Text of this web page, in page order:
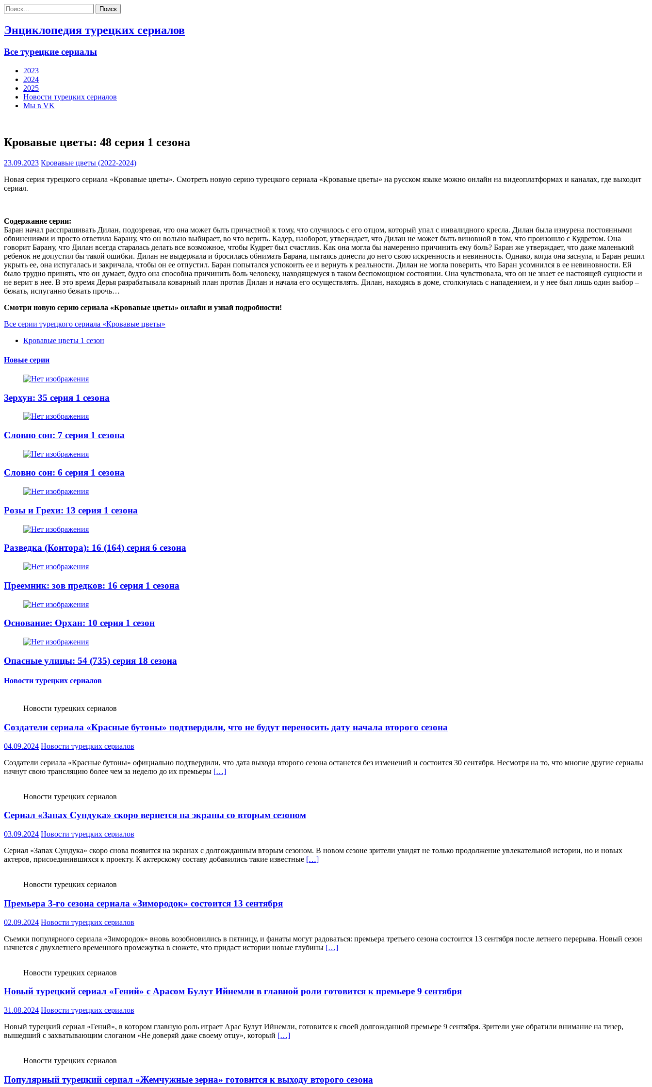
Найти:
Энциклопедия турецких сериалов
Все турецкие сериалы
2023
2024
2025
Новости турецких сериалов
Мы в VK
Кровавые цветы: 48 серия 1 сезона
23.09.2023 Кровавые цветы (2022-2024)
Новая серия турецкого сериала «Кровавые цветы». Смотреть новую серию турецкого сериала «Кровавые цветы» на русском языке можно онлайн на видеоплатформах и каналах, где выходит
сериал.
Содержание серии:
Баран начал расспрашивать Дилан, подозревая, что она может быть причастной к тому, что случилось с его отцом, который упал с инвалидного кресла. Дилан была изнурена постоянными
обвинениями и просто ответила Барану, что он вольно выбирает, во что верить. Кадер, наоборот, утверждает, что Дилан не может быть виновной в том, что произошло с Кудретом. Она
говорит Барану, что Дилан всегда старалась делать все возможное, чтобы Кудрет был счастлив. Как она могла бы намеренно причинить ему боль? Баран же утверждает, что даже маленький
ребенок не допустил бы такой ошибки. Дилан не выдержала и бросилась обнимать Барана, пытаясь донести до него свою искренность и невинность. Однако, когда она заснула, и Баран решил
укрыть ее, она испугалась и закричала, чтобы он ее отпустил. Баран попытался успокоить ее и вернуть к реальности. Дилан не могла поверить, что Баран усомнился в ее невиновности. Ей
было трудно принять, что он думает, будто она способна причинить боль человеку, находящемуся в таком беспомощном состоянии. Она чувствовала, что он не знает ее настоящей сущности и
не верит в нее. В это время Дерья разрабатывала коварный план против Дилан и начала его осуществлять. Дилан, находясь в доме, столкнулась с нападением, и у нее был лишь один выбор –
бежать, испуганно бежать прочь…
Смотри новую серию сериала «Кровавые цветы» онлайн и узнай подробности!
Все серии турецкого сериала «Кровавые цветы»
Кровавые цветы 1 сезон
Новые серии
Зерхун: 35 серия 1 сезона
Словно сон: 7 серия 1 сезона
Словно сон: 6 серия 1 сезона
Розы и Грехи: 13 серия 1 сезона
Разведка (Контора): 16 (164) серия 6 сезона
Преемник: зов предков: 16 серия 1 сезона
Основание: Орхан: 10 серия 1 сезон
Опасные улицы: 54 (735) серия 18 сезона
Новости турецких сериалов
Новости турецких сериалов
Создатели сериала «Красные бутоны» подтвердили, что не будут переносить дату начала второго сезона
04.09.2024 Новости турецких сериалов
Создатели сериала «Красные бутоны» официально подтвердили, что дата выхода второго сезона останется без изменений и состоится 30 сентября. Несмотря на то, что многие другие сериалы
начнут свою трансляцию более чем за неделю до их премьеры […]
Новости турецких сериалов
Сериал «Запах Сундука» скоро вернется на экраны со вторым сезоном
03.09.2024 Новости турецких сериалов
Сериал «Запах Сундука» скоро снова появится на экранах с долгожданным вторым сезоном. В новом сезоне зрители увидят не только продолжение увлекательной истории, но и новых
актеров, присоединившихся к проекту. К актерскому составу добавились такие известные […]
Новости турецких сериалов
Премьера 3-го сезона сериала «Зимородок» состоится 13 сентября
02.09.2024 Новости турецких сериалов
Съемки популярного сериала «Зимородок» вновь возобновились в пятницу, и фанаты могут радоваться: премьера третьего сезона состоится 13 сентября после летнего перерыва. Новый сезон
начнется с двухлетнего временного промежутка в сюжете, что придаст истории новые глубины […]
Новости турецких сериалов
Новый турецкий сериал «Гений» с Арасом Булут Ийнемли в главной роли готовится к премьере 9 сентября
31.08.2024 Новости турецких сериалов
Новый турецкий сериал «Гений», в котором главную роль играет Арас Булут Ийнемли, готовится к своей долгожданной премьере 9 сентября. Зрители уже обратили внимание на тизер,
вышедший с захватывающим слоганом «Не доверяй даже своему отцу», который […]
Новости турецких сериалов
Популярный турецкий сериал «Жемчужные зерна» готовится к выходу второго сезона